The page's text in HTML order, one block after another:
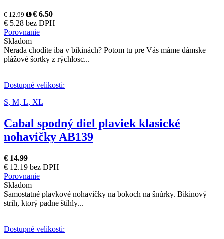
€ 12.99
€ 6.50
€ 5.28 bez DPH
Porovnanie
Skladom
Nerada chodíte iba v bikinách? Potom tu pre Vás máme dámske
plážové šortky z rýchlosc...
Dostupné velikosti:
S, M, L, XL
Cabal spodný diel plaviek klasické
nohavičky AB139
€ 14.99
€ 12.19 bez DPH
Porovnanie
Skladom
Samostatné plavkové nohavičky na bokoch na šnúrky. Bikinový
strih, ktorý padne štíhly...
Dostupné velikosti: